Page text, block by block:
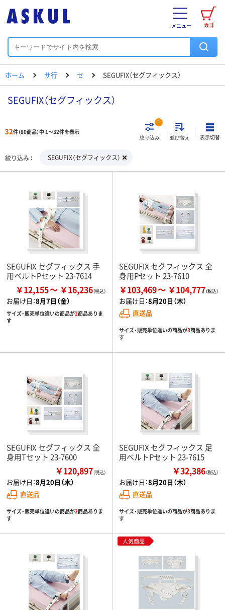
カゴ
メニュー
ホーム サ行 セ SEGUFIX（セグフィックス）
SEGUFIX（セグフィックス）
32件（80商品）中 1～32件を表示
絞り込み
1
並び替え 表示切替
絞り込み SEGUFIX（セグフィックス）
SEGUFIX セグフィックス 手
用ベルトPセット 23-7614
￥12,155 ￥16,236
お届け日：8月7日（金）
サイズ・販売単位違いの商品が2商品ありま
す
SEGUFIX セグフィックス 全
身用Pセット 23-7610
￥103,469 ￥104,777
お届け日：8月20日（木）
直送品
サイズ・販売単位違いの商品が3商品ありま
す
SEGUFIX セグフィックス 全
身用Tセット 23-7600
￥120,897（税込）
お届け日：8月20日（木）
直送品
サイズ・販売単位違いの商品が2商品ありま
す
SEGUFIX セグフィックス 足
用ベルトPセット 23-7615
￥32,386（税込）
お届け日：8月20日（木）
直送品
サイズ・販売単位違いの商品が3商品ありま
す
人気商品